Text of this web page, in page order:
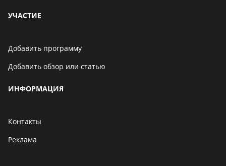
УЧАСТИЕ
Добавить программу
Добавить обзор или статью
ИНФОРМАЦИЯ
Контакты
Реклама